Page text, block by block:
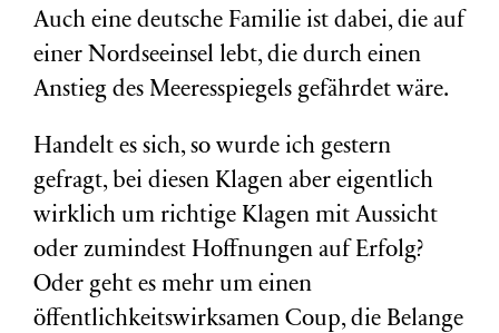
Auch eine deutsche Familie ist dabei, die auf
einer Nordseeinsel lebt, die durch einen
Anstieg des Meeresspiegels gefährdet wäre.
Handelt es sich, so wurde ich gestern
gefragt, bei diesen Klagen aber eigentlich
wirklich um richtige Klagen mit Aussicht
oder zumindest Hoffnungen auf Erfolg?
Oder geht es mehr um einen
öffentlichkeitswirksamen Coup, die Belange